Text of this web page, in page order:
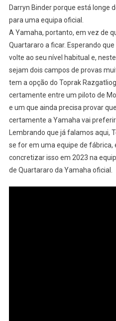
Darryn Binder porque está longe
para uma equipa oficial.
A Yamaha, portanto, em vez de
Quartararo a ficar. Esperando
volte ao seu nível habitual e,
sejam dois campos de provas
tem a opção do Toprak
certamente entre um piloto de
e um que ainda precisa provar
certamente a Yamaha vai
Lembrando que já falamos aqui,
se for em uma equipe de fábrica,
concretizar isso em 2023 na
de Quartararo da Yamaha oficial.